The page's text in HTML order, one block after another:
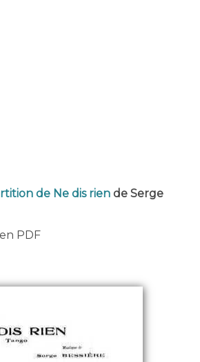
de Ne dis rien de Serge
PDF